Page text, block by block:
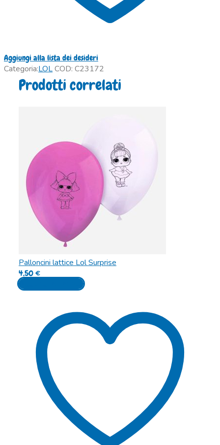
Aggiungi alla lista dei desideri
Categoria:LOLCOD: C23172
Prodotti correlati
Palloncini lattice Lol Surprise
4,50€
Aggiungi al carrello